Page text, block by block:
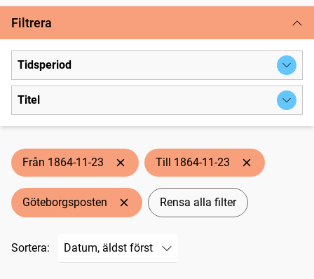
Filtrera
Tidsperiod
Titel
Från 1864-11-23 Till 1864-11-23
Göteborgsposten Rensa alla filter
Sortera: